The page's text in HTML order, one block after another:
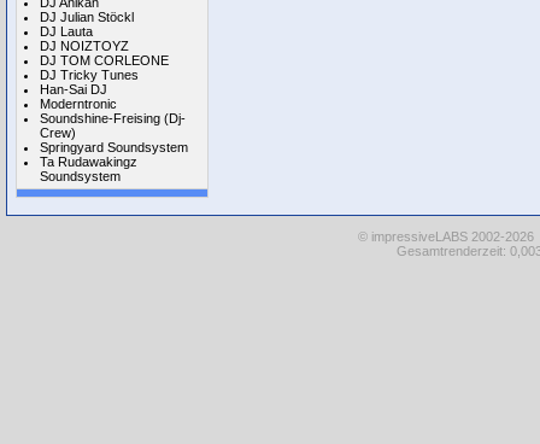
DJ Julian Stöckl
DJ Lauta
DJ NOIZTOYZ
DJ TOM CORLEONE
DJ Tricky Tunes
Han-Sai DJ
Moderntronic
Soundshine-Freising (Dj-
Crew)
Springyard Soundsystem
Ta Rudawakingz
Soundsystem
© impressiveLABS 2002-
Gesamtrenderzeit: